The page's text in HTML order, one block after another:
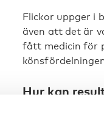
Flickor uppger i
även att det är
fått medicin för
Hur kan
Den
med